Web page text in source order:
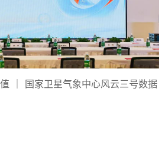
｜ 国家卫星气象中心风云三号数据